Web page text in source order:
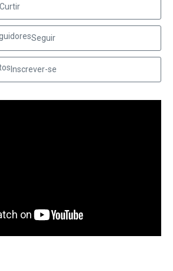
Curtir
Seguir
Inscrever-se